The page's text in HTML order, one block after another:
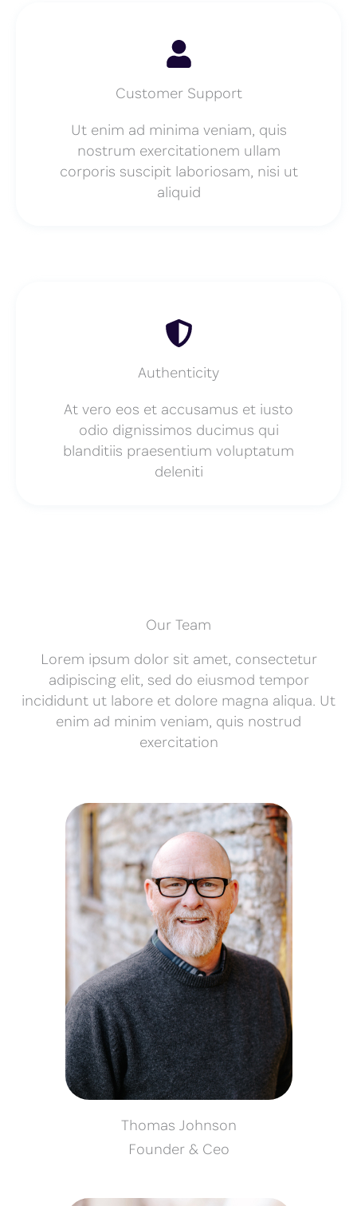
Customer Support
Ut enim ad minima veniam, quis
nostrum exercitationem ullam
corporis suscipit laboriosam, nisi ut
aliquid
Authenticity
At vero eos et accusamus et iusto
odio dignissimos ducimus qui
blanditiis praesentium voluptatum
deleniti
Our Team
Lorem ipsum dolor sit amet, consectetur
adipiscing elit, sed do eiusmod tempor
incididunt ut labore et dolore magna aliqua. Ut
enim ad minim veniam, quis nostrud
exercitation
Thomas Johnson
Founder & Ceo